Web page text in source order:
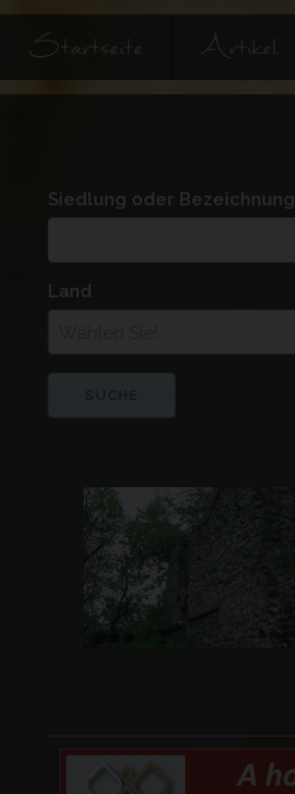
Startseite Artikel
Siedlung oder Bezeichnung
Land